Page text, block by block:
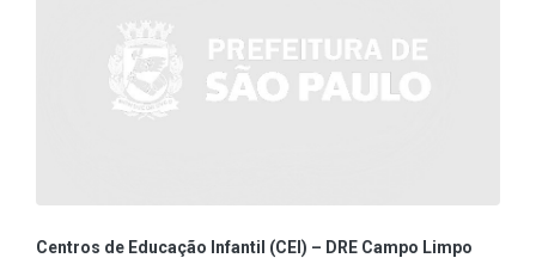
Centros de Educação Infantil (CEI) – DRE Campo Limpo